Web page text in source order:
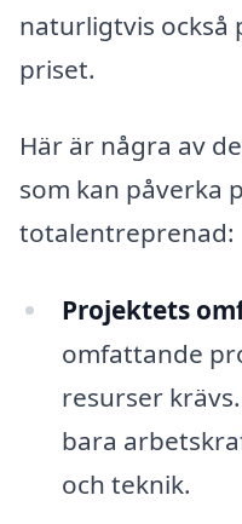
naturligtvis också
priset.
Här är några av
som kan påverka
totalentreprenad:
Projektets
omfattande
resurser
bara
och teknik.